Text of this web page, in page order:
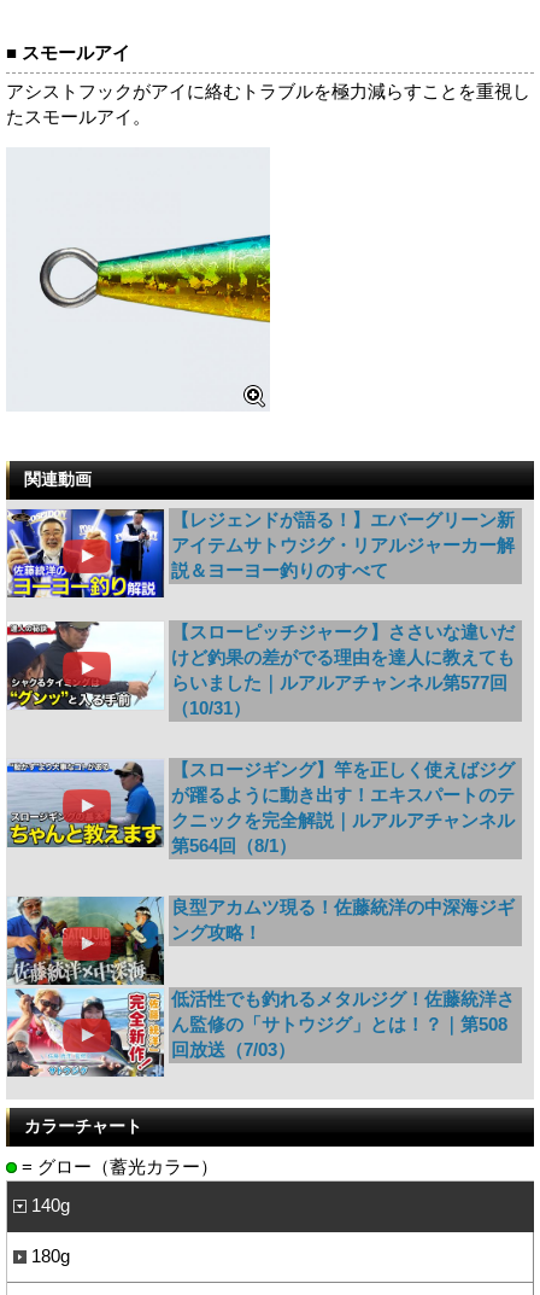
■ スモールアイ
アシストフックがアイに絡むトラブルを極力減らすことを重視し
たスモールアイ。
関連動画
【レジェンドが語る！】エバーグリーン新
アイテムサトウジグ・リアルジャーカー解
説＆ヨーヨー釣りのすべて
【スローピッチジャーク】ささいな違いだ
けど釣果の差がでる理由を達人に教えても
らいました｜ルアルアチャンネル第577回
（10/31）
【スロージギング】竿を正しく使えばジグ
が躍るように動き出す！エキスパートのテ
クニックを完全解説｜ルアルアチャンネル
第564回（8/1）
良型アカムツ現る！佐藤統洋の中深海ジギ
ング攻略！
低活性でも釣れるメタルジグ！佐藤統洋さ
ん監修の「サトウジグ」とは！？｜第508
回放送（7/03）
カラーチャート
= グロー（蓄光カラー）
140g
180g